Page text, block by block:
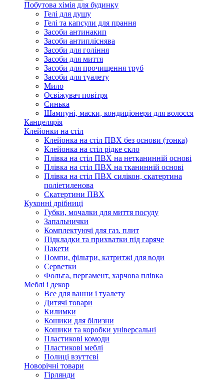
Побутова хімія для будинку
Гелі для душу
Гелі та капсули для прання
Засоби антинакип
Засоби антипліснява
Засоби для гоління
Засоби для миття
Засоби для прочищення труб
Засоби для туалету
Мило
Освіжувач повітря
Синька
Шампуні, маски, кондиціонери для волосся
Канцелярія
Клейонки на стіл
Клейонка на стіл ПВХ без основи (тонка)
Клейонка на стіл рідке скло
Плівка на стіл ПВХ на нетканинній основі
Плівка на стіл ПВХ на тканинній основі
Плівка на стіл ПВХ силікон, скатертина
поліетиленова
Скатертини ПВХ
Кухонні дрібниці
Губки, мочалки для миття посуду
Запальнички
Комплектуючі для газ. плит
Підкладки та прихватки під гаряче
Пакети
Помпи, фільтри, катритжі для води
Серветки
Фольга, пергамент, харчова плівка
Меблі і декор
Все для ванни і туалету
Дитячі товари
Килимки
Кошики для білизни
Кошики та коробки універсальні
Пластикові комоди
Пластикові меблі
Полиці взуттєві
Новорічні товари
Гірлянди